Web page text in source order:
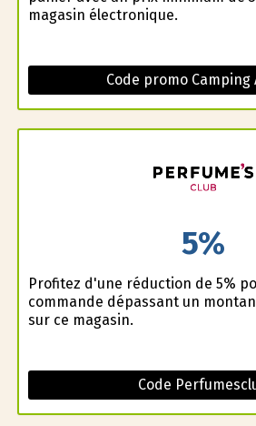
magasin électronique.
Code promo Camping
5%
Profitez d'une réduction de 5%
commande dépassant un
sur ce magasin.
Code